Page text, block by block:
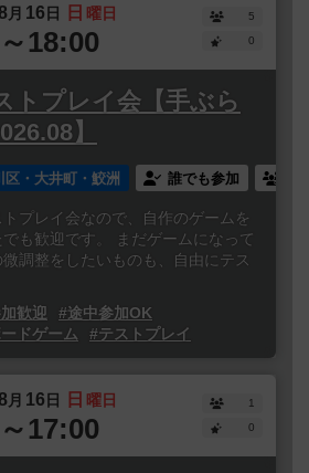
月 16日 日 曜日
18:00
5
0
トプレイ会【手ぶら
】
区・大井町・鮫洲 誰でも参加
プレイ会なので、自作のゲームを
も歓迎です。 まだゲームになって
調整をしたいものも、自由にテス
歓迎
#途中参加OK
ドゲーム #テストプレイ
月 16日 日 曜日
17:00
1
0